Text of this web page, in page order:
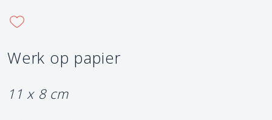
Werk op papier
11 x 8 cm